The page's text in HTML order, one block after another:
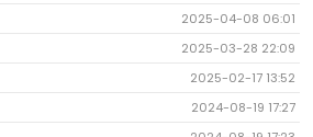
2025-04-08 06:01
2025-03-28 22:09
2025-02-17 13:52
2024-08-19 17:27